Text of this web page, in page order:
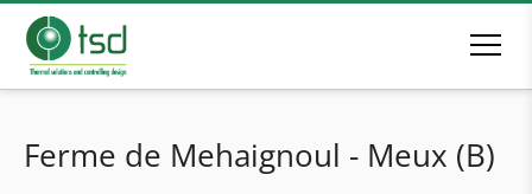
Ferme de Mehaignoul - Meux (B)